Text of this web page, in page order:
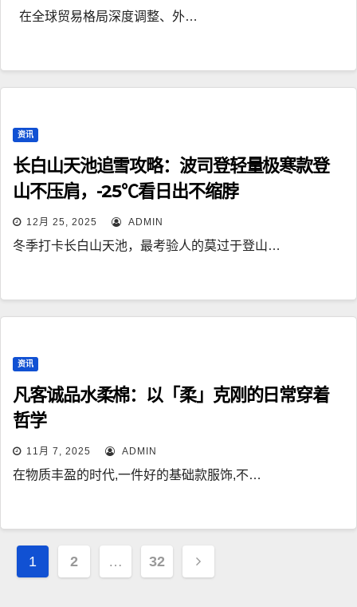
在全球贸易格局深度调整、外…
资讯
长白山天池追雪攻略：波司登轻量极寒款登
山不压肩，-25℃看日出不缩脖
12月 25, 2025 ADMIN
冬季打卡长白山天池，最考验人的莫过于登山…
资讯
凡客诚品水柔棉：以「柔」克刚的日常穿着
哲学
11月 7, 2025 ADMIN
在物质丰盈的时代,一件好的基础款服饰,不…
文
1 2 … 32